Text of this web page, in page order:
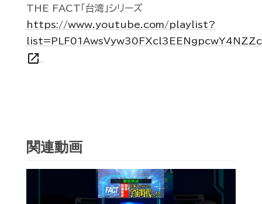
THE FACT「台湾」シリーズ
https://www.youtube.com/playlist?
open_in_new
関連動画